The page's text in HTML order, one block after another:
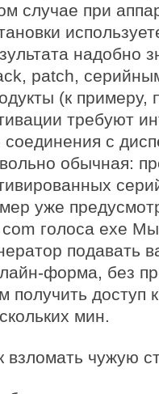
случае при
надобно
patch,
(к примеру,
требуют
соединения с
обычная:
уже
голоса exe
подавать
форма, без
получить доступ
мин.
взломать чужую